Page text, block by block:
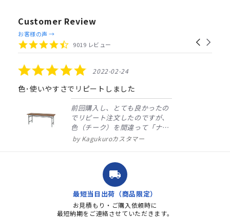
Customer Review
Reviews
carousel
Carousel
arrows
4.4
star
9019 レビュー
お客様の声 →
5.0
star
rating
2022-02-24
色･使いやすさでリピートしました
前回購入し、とても良かったの
でリピート注文したのですが、
色（チーク）を間違って「ナチ
ュラル」としてしまいました。
ました。商品到着も早く、品
質・使いやすさで満足していま
す。また、リピートするときは
よろしくお...
Kagukuroカスタマー
local_shipping
最短当日出荷（商品限定）
お見積もり・ご購入依頼時に
最短納期をご連絡させていただきます。